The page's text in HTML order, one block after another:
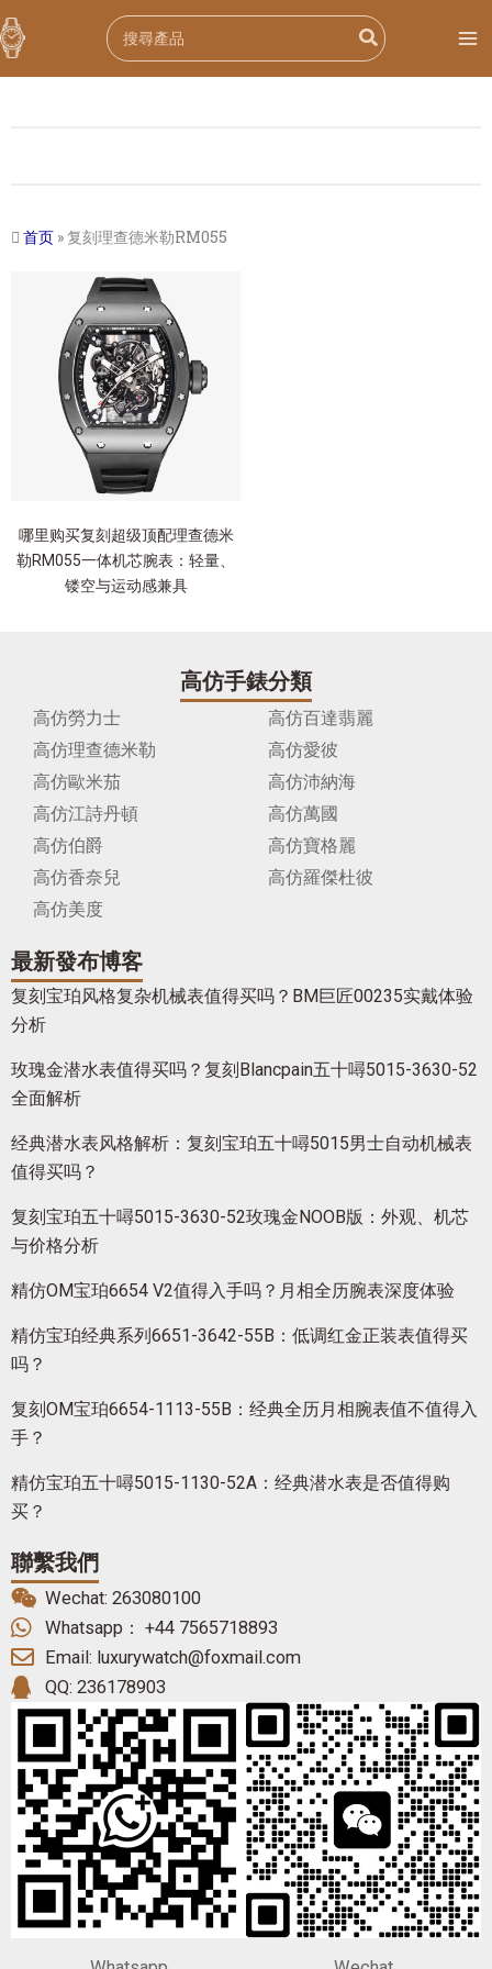
跳
至
内
Search
for:
首页 »复刻理查德米勒RM055
哪里购买复刻超级顶配理查德米
勒RM055一体机芯腕表：轻量、
镂空与运动感兼具
高仿手錶分類
高仿勞力士
高仿百達翡麗
高仿理查德米勒
高仿愛彼
高仿歐米茄
高仿沛納海
高仿江詩丹頓
高仿萬國
高仿伯爵
高仿寶格麗
高仿香奈兒
高仿羅傑杜彼
高仿美度
最新發布博客
复刻宝珀风格复杂机械表值得买吗？BM巨匠00235实戴体验
分析
玫瑰金潜水表值得买吗？复刻Blancpain五十噚5015-3630-52
全面解析
经典潜水表风格解析：复刻宝珀五十噚5015男士自动机械表
值得买吗？
复刻宝珀五十噚5015-3630-52玫瑰金NOOB版：外观、机芯
与价格分析
精仿OM宝珀6654 V2值得入手吗？月相全历腕表深度体验
精仿宝珀经典系列6651-3642-55B：低调红金正装表值得买
吗？
复刻OM宝珀6654-1113-55B：经典全历月相腕表值不值得入
手？
精仿宝珀五十噚5015-1130-52A：经典潜水表是否值得购
买？
聯繫我們
Wechat: 263080100
Whatsapp： +44 7565718893
Email: luxurywatch@foxmail.com
QQ: 236178903